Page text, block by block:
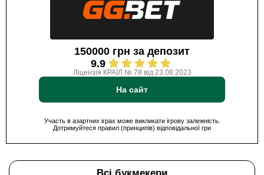
150000 грн за депозит
9.9
Ліцензія КРАІЛ № 78 від 23.08.2023
На сайт
Участь в азартних іграх може викликати ігрову залежність.
Дотримуйтеся правил (принципів) відповідальної гри